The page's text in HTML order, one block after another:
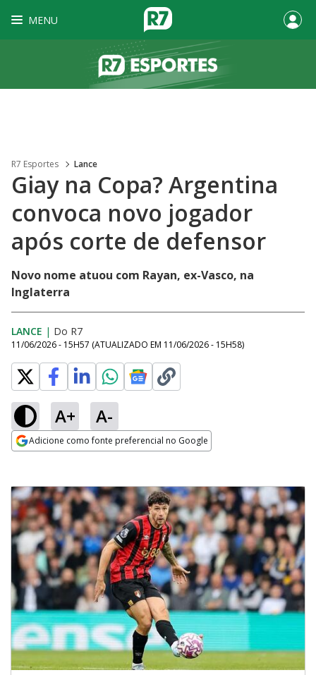
MENU
R7 Esportes Lance
Giay na Copa? Argentina
convoca novo jogador
após corte de defensor
Novo nome atuou com Rayan, ex-Vasco, na
Inglaterra
LANCE | Do R7
11/06/2026 - 15H57 (ATUALIZADO EM 11/06/2026 - 15H58)
A+ A-
Adicione como fonte preferencial no Google